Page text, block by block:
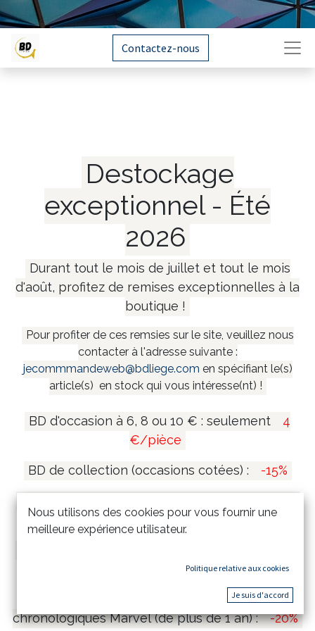
Contactez-nous
Destockage
exceptionnel - Été
2026
Durant tout le mois de juillet et tout le mois
d'août, profitez de remises exceptionnelles à la
boutique !
Pour profiter de ces remsies sur le site, veuillez nous
contacter à l'adresse suivante :
jecommmandeweb@bdliege.com en spécifiant le(s)
article(s) en stock qui vous intéresse(nt) !
BD d'occasion à 6, 8 ou 10 € : seulement
4
€/pièce
BD de collection (occasions cotées) : -15%
:
-20%
-15%
Comics Marvel Omnibus & Intégrales
chronologiques Marvel (de plus de 1 an) : -20%
Nous utilisons des cookies pour vous fournir une
meilleure expérience utilisateur.
Politique relative aux cookies
Je suis d'accord